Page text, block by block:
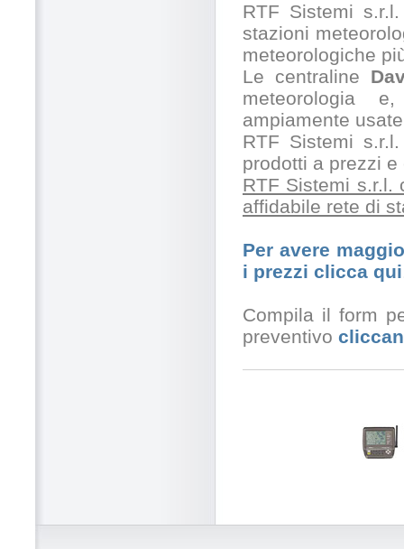
RTF Sistemi
stazioni
meteorologiche
Le centraline
meteorologia
ampiamente
RTF Sistemi
prodotti a prezzi
RTF Sistemi s.r.l.
affidabile rete di
Per avere
i prezzi clicca qui
Compila il form
preventivo